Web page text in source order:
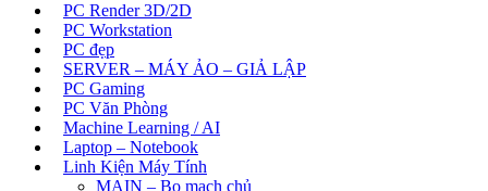
PC Render 3D/2D
PC Workstation
PC đẹp
SERVER – MÁY ẢO – GIẢ LẬP
PC Gaming
PC Văn Phòng
Machine Learning / AI
Laptop – Notebook
Linh Kiện Máy Tính
MAIN – Bo mạch chủ